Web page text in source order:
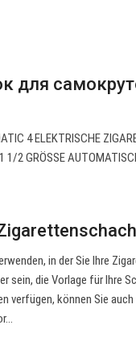
для
4 ELEKTRISCHE
2 GRÖSSE
in der Sie Ihre
sein, die Vorlage für Ihre
verfügen, können Sie